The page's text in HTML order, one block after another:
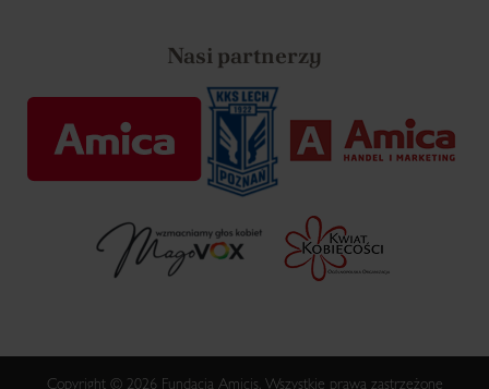
Nasi partnerzy
Copyright © 2026 Fundacja Amicis. Wszystkie prawa zastrzeżone